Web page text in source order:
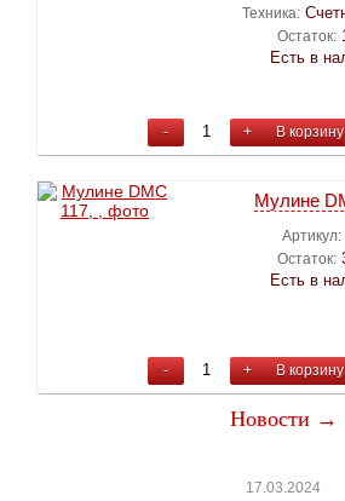
Техника:
Остаток:
Есть в
- + В корзину
Мулине
Артикул:
Остаток:
Есть в
- + В корзину
Новости →
17.03.2024